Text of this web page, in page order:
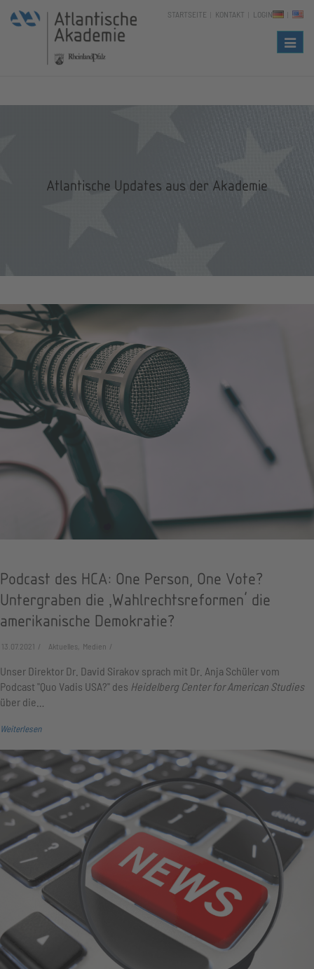
STARTSEITE KONTAKT LOGIN
Atlantische Updates aus der Akademie
Podcast des HCA: One Person, One Vote?
Untergraben die ‚Wahlrechtsreformen’ die
amerikanische Demokratie?
13.07.2021 Aktuelles, Medien
Unser Direktor Dr. David Sirakov sprach mit Dr. Anja Schüler vom
Podcast "Quo Vadis USA?" des Heidelberg Center for American Studies
über die…
Weiterlesen